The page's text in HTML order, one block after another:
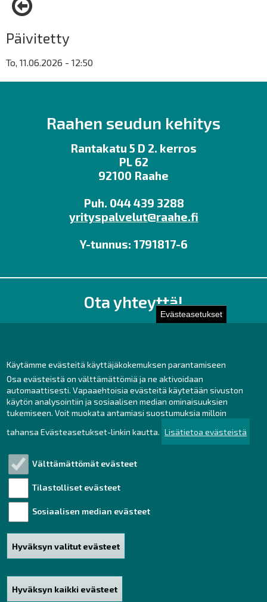
Evästeasetukset
Käytämme evästeitä käyttäjäkokemuksen parantamiseen
Osa evästeistä on välttämättömiä ja ne aktivoidaan
automaattisesti. Vapaaehtoisia evästeitä käytetään sivuston
käytön analysointiin ja sosiaalisen median ominaisuuksien
tukemiseen. Voit muokata antamiasi suostumuksia milloin
tahansa Evästeasetukset-linkin kautta. Lisätietoa evästeistä
Välttämättömät evästeet
Tilastolliset evästeet
Sosiaalisen median evästeet
Hyväksyn valitut evästeet
Hyväksyn kaikki evästeet
Poista hyväksyntä
Päivitetty
To, 11.06.2026 - 12:50
Raahen seudun kehitys
Rantakatu 5 D 2. kerros
PL 62
92100 Raahe
Puh. 044 439 3288
yrityspalvelut@raahe.fi
Y-tunnus: 1791817-6
Ota yhteyttä!
Toimisto
Facebook
Instagram
LinkedIn
Tutustu!
Saavutettavuusseloste
Sivukartta